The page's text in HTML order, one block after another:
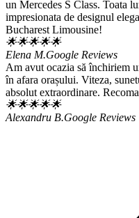
un Mercedes S Class. Toata
impresionata de designul
Bucharest Limousine!
🌟🌟🌟🌟🌟
Elena M.Google Reviews
Am avut ocazia să închiriem
în afara orașului. Viteza,
absolut extraordinare.
🌟🌟🌟🌟🌟
Alexandru B.Google Reviews